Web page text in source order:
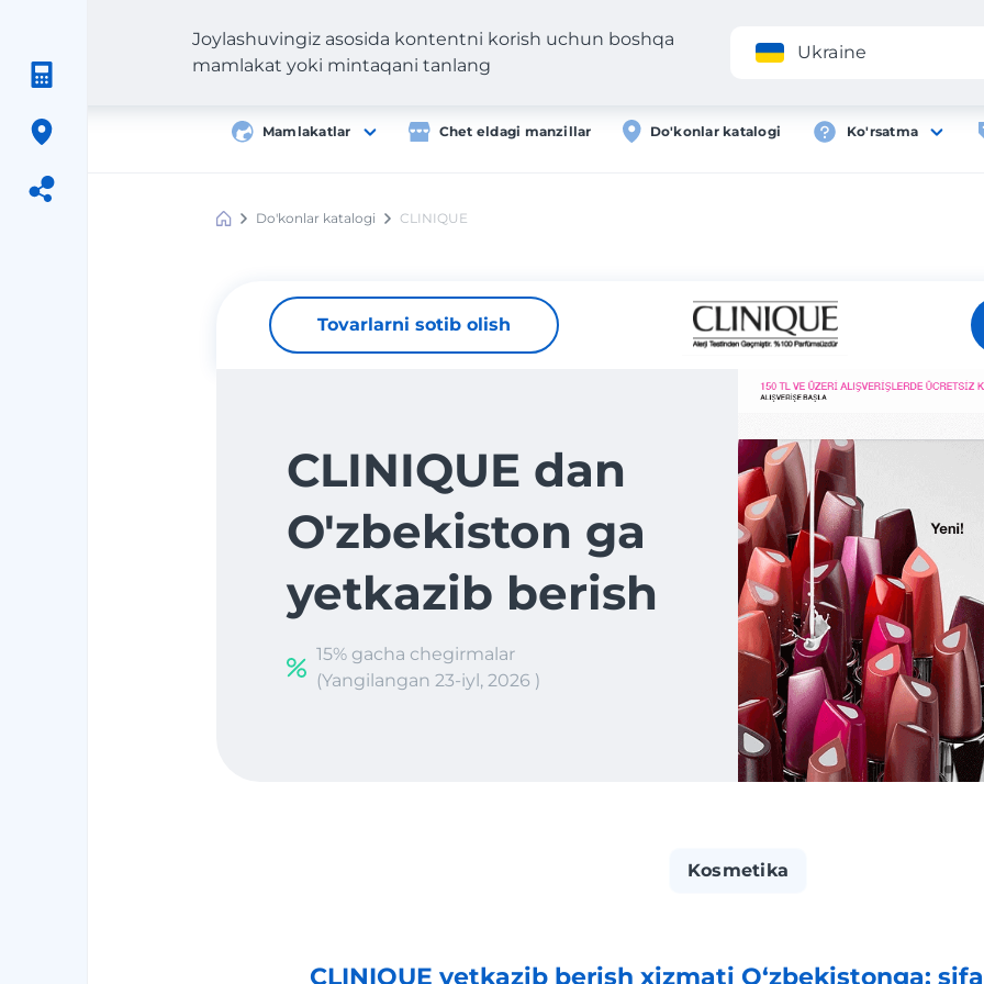
Ilova
Mamlakatlar Chet eldagi manzillar Do'konlar katalogi Ko'rsatma
Joylashuvingiz asosida kontentni korish uchun boshqa
mamlakat yoki mintaqani tanlang
Ukraine
Meest
Do'konlar katalogi CLINIQUE
Tovarlarni sotib olish
CLINIQUE dan
O'zbekiston ga
yetkazib berish
15% gacha chegirmalar
(Yangilangan 23-iyl, 2026 )
Kosmetika
CLINIQUE yetkazib berish xizmati O‘zbekistonga: